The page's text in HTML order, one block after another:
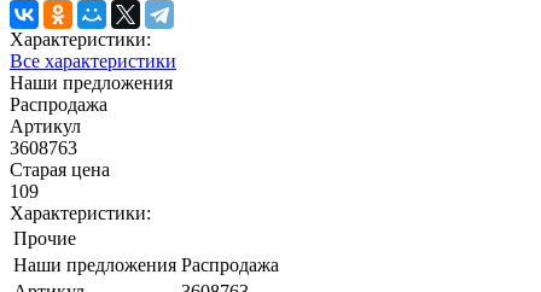
Характеристики:
Все характеристики
Наши предложения
Распродажа
Артикул
3608763
Старая цена
109
Характеристики:
Прочие
Наши предложения Распродажа